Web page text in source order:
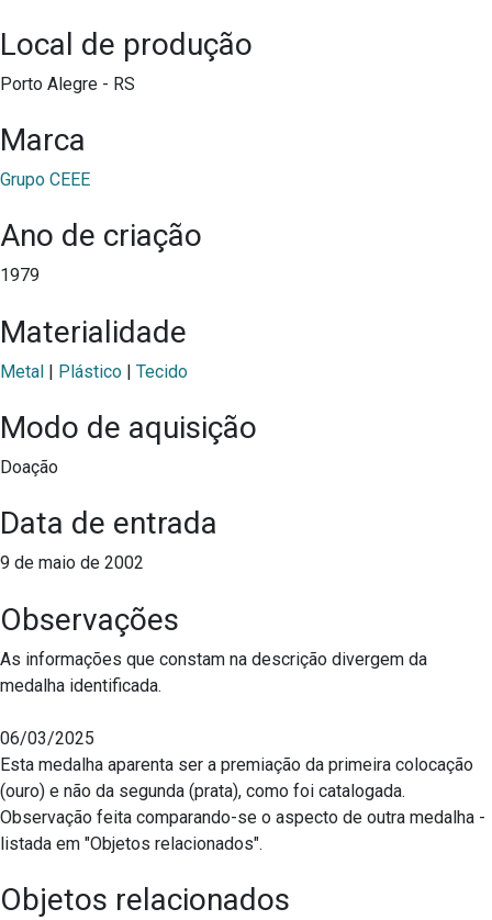
Local de produção
Porto Alegre - RS
Marca
Grupo CEEE
Ano de criação
1979
Materialidade
Metal | Plástico | Tecido
Modo de aquisição
Doação
Data de entrada
9 de maio de 2002
Observações
As informações que constam na descrição divergem da
medalha identificada.
06/03/2025
Esta medalha aparenta ser a premiação da primeira colocação
(ouro) e não da segunda (prata), como foi catalogada.
Observação feita comparando-se o aspecto de outra medalha -
listada em "Objetos relacionados".
Objetos relacionados